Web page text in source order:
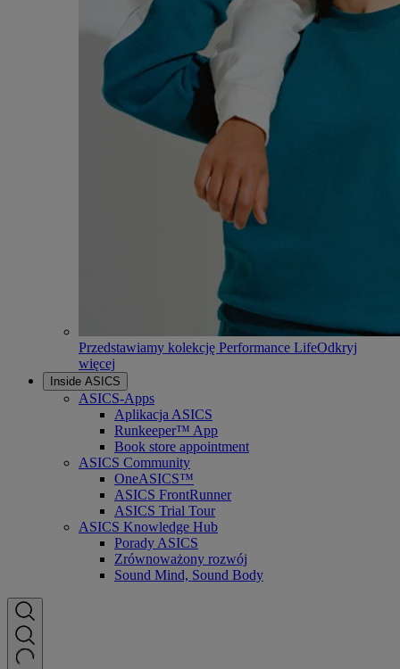
Przedstawiamy kolekcję Performance LifeOdkryj
więcej
Inside ASICS
ASICS-Apps
Aplikacja ASICS
Runkeeper™ App
Book store appointment
ASICS Community
OneASICS™
ASICS FrontRunner
ASICS Trial Tour
ASICS Knowledge Hub
Porady ASICS
Zrównoważony rozwój
Sound Mind, Sound Body